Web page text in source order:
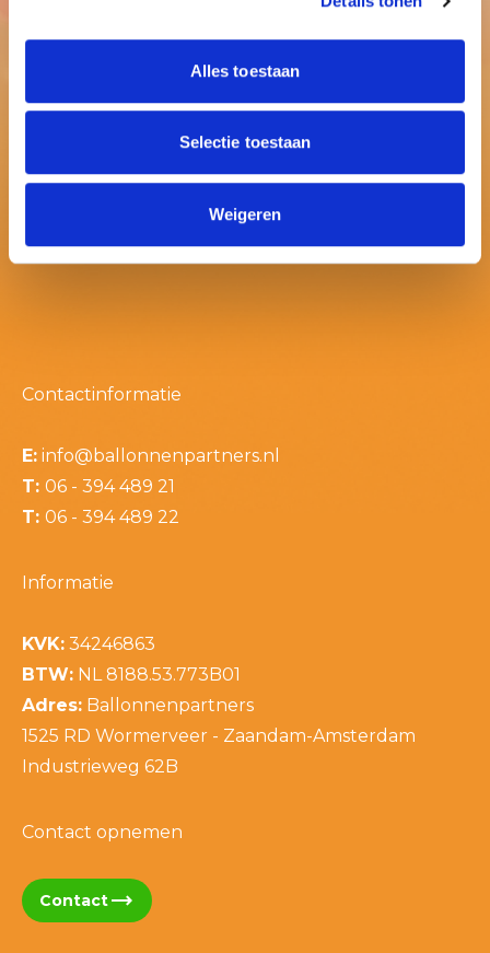
Alles toestaan
Selectie toestaan
Weigeren
Contactinformatie
E: info@ballonnenpartners.nl
T: 06 - 394 489 21
T: 06 - 394 489 22
Informatie
KVK: 34246863
BTW: NL 8188.53.773B01
Adres: Ballonnenpartners
1525 RD Wormerveer - Zaandam-Amsterdam
Industrieweg 62B
Contact opnemen
Contacttrending_flat